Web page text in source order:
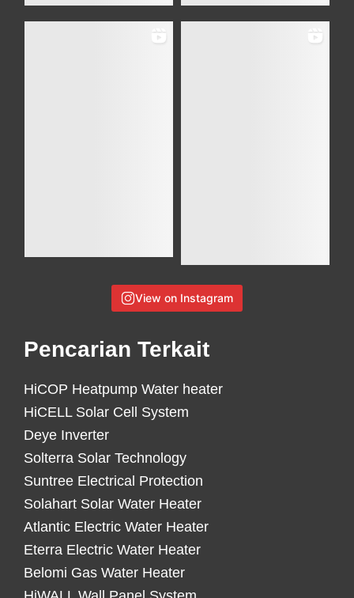
View on Instagram
Pencarian Terkait
HiCOP Heatpump Water heater
HiCELL Solar Cell System
Deye Inverter
Solterra Solar Technology
Suntree Electrical Protection
Solahart Solar Water Heater
Atlantic Electric Water Heater
Eterra Electric Water Heater
Belomi Gas Water Heater